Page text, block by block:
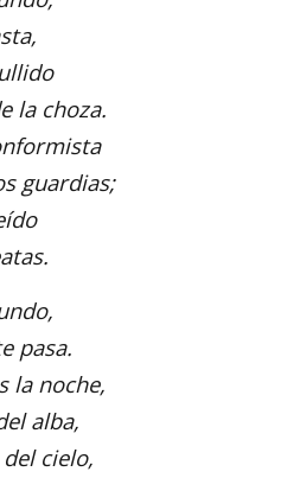
la choza.
guardias;
pasa.
la noche,
alba,
cielo,